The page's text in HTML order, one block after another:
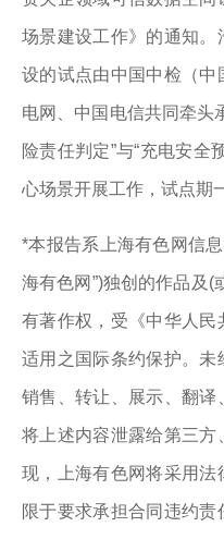
场景建设工作》的通知。
设的试点由中国中检（中
电网、中国电信共同牵头
险责任判定”与“充电安全
心场景开展工作，试点期
*本报告系上海有色网信
海有色网”)独创的作品及
有著作权，受《中华人民
适用之国际条约保护。未
销售、转让、展示、翻
将上述内容泄露给第三
现，上海有色网将采用法
限于要求承担合同违约